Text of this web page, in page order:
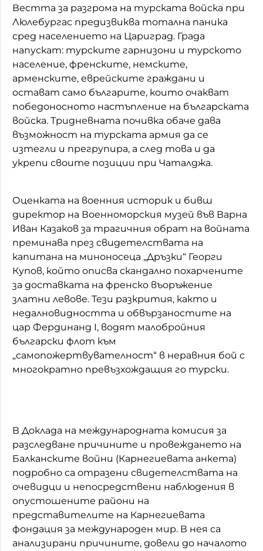
Вестта за разгрома на турската войска при
Люлебургас предизвиква тотална паника
сред населението на Цариград. Града
напускат: турските гарнизони и турското
население, френските, немските,
арменските, еврейските граждани и
остават само българите, които очакват
победоносното настъпление на българската
войска. Тридневната почивка обаче дава
възможност на турската армия да се
изтегли и прегрупира, а след това и да
укрепи своите позиции при Чаталджа.
Оценката на военния историк и бивш
директор на Военноморския музей във Варна
Иван Казаков за трагичния обрат на войната
преминава през свидетелствата на
капитана на миноносеца „Дръзки“ Георги
Купов, който описва скандално похарчените
за доставката на френско въоръжение
златни левове. Тези разкрития, както и
недалновидността и обвързаностите на
цар Фердинанд I, водят малобройния
български флот към
„самопожертвувателност“ в неравния бой с
многократно превъзхождащия го турски.
В Доклада на международната комисия за
разследване причините и провеждането на
Балканските войни (Карнегиевата анкета)
подробно са отразени свидетелствата на
очевидци и непосредствени наблюдения в
опустошените райони на
представителите на Карнегиевата
фондация за международен мир. В нея са
анализирани причините, довели до началото